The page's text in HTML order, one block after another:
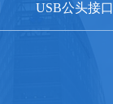
USB公头接口